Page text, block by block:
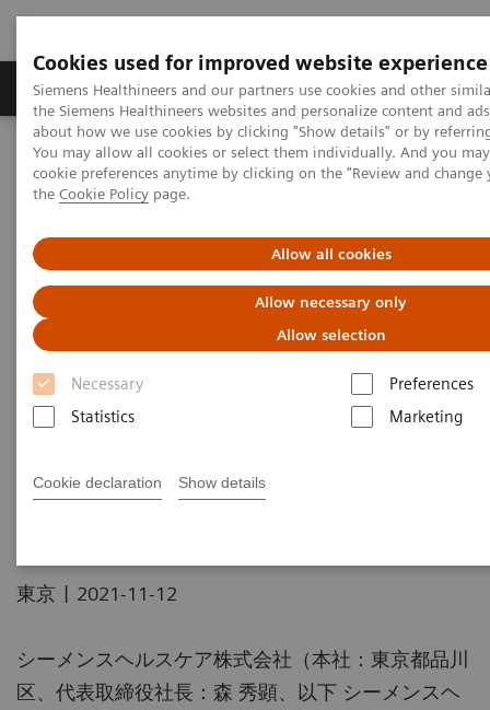
Cookies used for improved website experience
Siemens Healthineers and our partners use cookies and other
the Siemens Healthineers websites and personalize content and
about how we use cookies by clicking "Show details" or by
You may allow all cookies or select them individually. And you
cookie preferences anytime by clicking on the "Review and
the Cookie Policy page.
Allow all cookies
Allow necessary only
Allow selection
Necessary
Preferences
Statistics
Marketing
Cookie declaration Show details
製品＆サービス サポート情報 Insights
ホーム プレスルーム
プレスリリース
AI診断支援サービス等を提供するAIメディカルサービス、エルピク
セル、Splinkと提携
AI診断支援サービス等を提供
するAIメディカルサービス、
エルピクセル、Splinkと提携
を開始
加速に向けて
東京 | 2021-11-12
シーメンスヘルスケア株式会社（本社：東京都品川
区、代表取締役社⻑：森 秀顕、以下 シーメンスヘ